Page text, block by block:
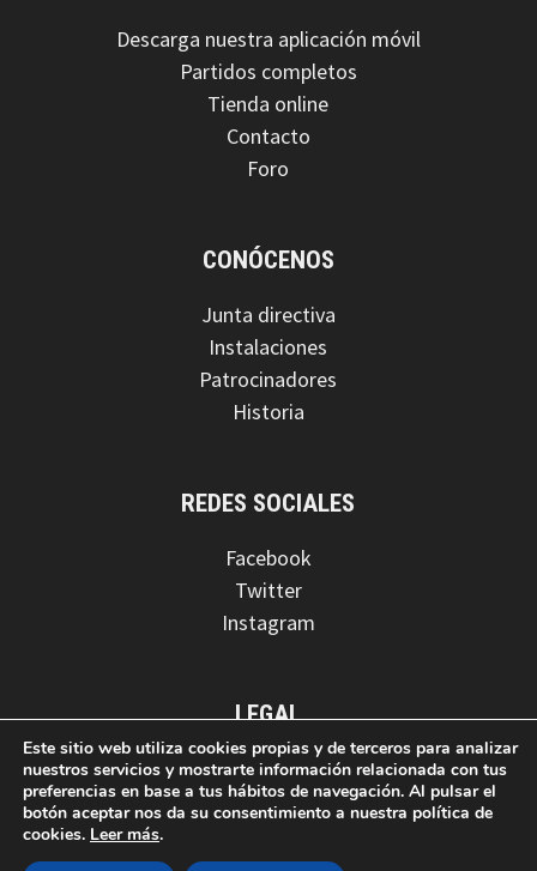
Descarga nuestra aplicación móvil
Partidos completos
Tienda online
Contacto
Foro
CONÓCENOS
Junta directiva
Instalaciones
Patrocinadores
Historia
REDES SOCIALES
Facebook
Twitter
Instagram
LEGAL
Aviso legal
Política de privacidad
Este sitio web utiliza cookies propias y de terceros para analizar
nuestros servicios y mostrarte información relacionada con tus
preferencias en base a tus hábitos de navegación. Al pulsar el
botón aceptar nos da su consentimiento a nuestra política de
cookies. Leer más.